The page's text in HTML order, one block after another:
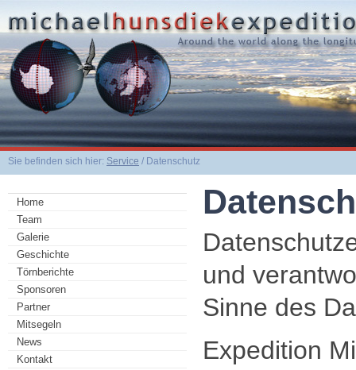
Sie befinden sich hier: Service / Datenschutz
Home
Team
Galerie
Geschichte
Törnberichte
Sponsoren
Partner
Mitsegeln
News
Kontakt
und
Sinne des
Expedition